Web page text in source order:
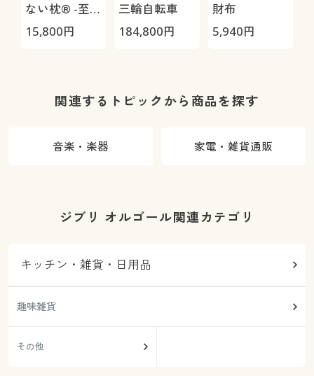
ない枕® -至
極-
15,800円
三輪自転車
184,800円
財布
5,940円
関連するトピックから商品を探す
音楽・楽器 家電・雑貨通販
ジブリ オルゴール関連カテゴリ
キッチン・雑貨・日用品
趣味雑貨
その他